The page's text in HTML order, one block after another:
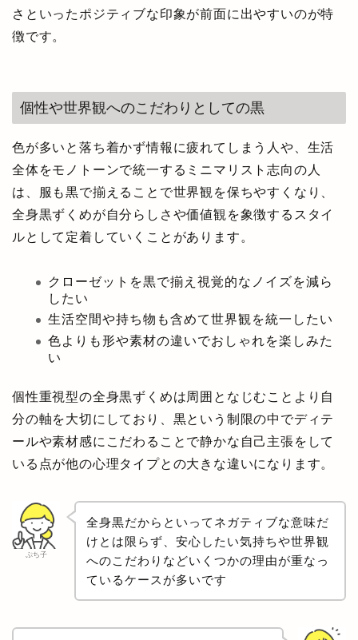
さといったポジティブな印象が前面に出やすいのが特
徴です。
個性や世界観へのこだわりとしての黒
色が多いと落ち着かず情報に疲れてしまう人や、生活
全体をモノトーンで統一するミニマリスト志向の人
は、服も黒で揃えることで世界観を保ちやすくなり、
全身黒ずくめが自分らしさや価値観を象徴するスタイ
ルとして定着していくことがあります。
クローゼットを黒で揃え視覚的なノイズを減ら
したい
生活空間や持ち物も含めて世界観を統一したい
色よりも形や素材の違いでおしゃれを楽しみた
い
個性重視型の全身黒ずくめは周囲となじむことより自
分の軸を大切にしており、黒という制限の中でディテ
ールや素材感にこだわることで静かな自己主張をして
いる点が他の心理タイプとの大きな違いになります。
ぷち子
全身黒だからといってネガティブな意味だ
けとは限らず、安心したい気持ちや世界観
へのこだわりなどいくつかの理由が重なっ
ているケースが多いです